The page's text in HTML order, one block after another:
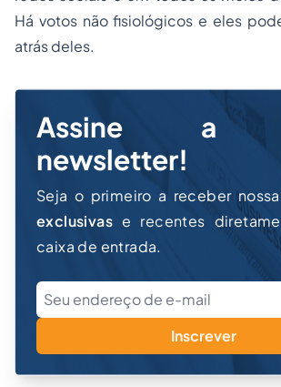
Há votos não fisiológicos e eles
atrás deles.
Assine a
newsletter!
Seja o primeiro a receber
exclusivas e recentes
caixa de entrada.
Inscrever